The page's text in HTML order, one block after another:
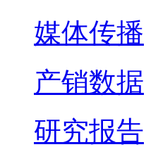
媒体传播
产销数据
研究报告